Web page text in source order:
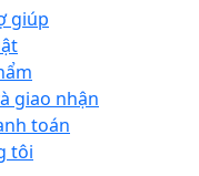
giúp
giao nhận
toán
tôi